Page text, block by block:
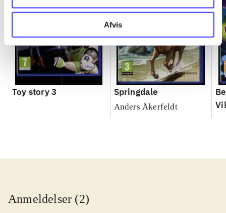
Afvis
Toy story 3 Springdale
Anders Åkerfeldt
Anmeldelser (2)